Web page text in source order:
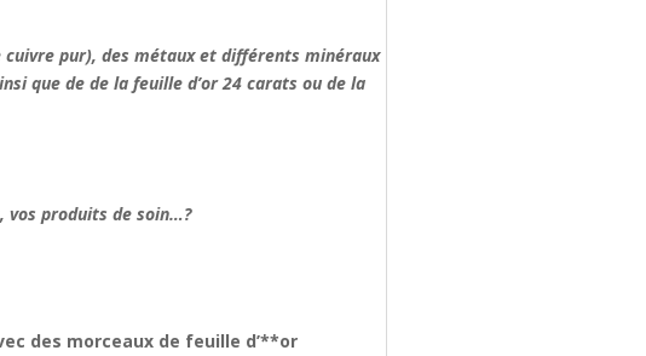
pur), des métaux et différents minéraux
que de de la feuille d’or 24 carats ou de la
vos produits de soin…?
des morceaux de feuille d’**or